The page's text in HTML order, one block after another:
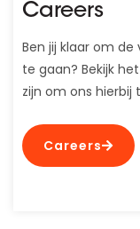
Careers
Ben jij klaar om
te gaan? Bekijk
zijn om ons hierbij
Careers